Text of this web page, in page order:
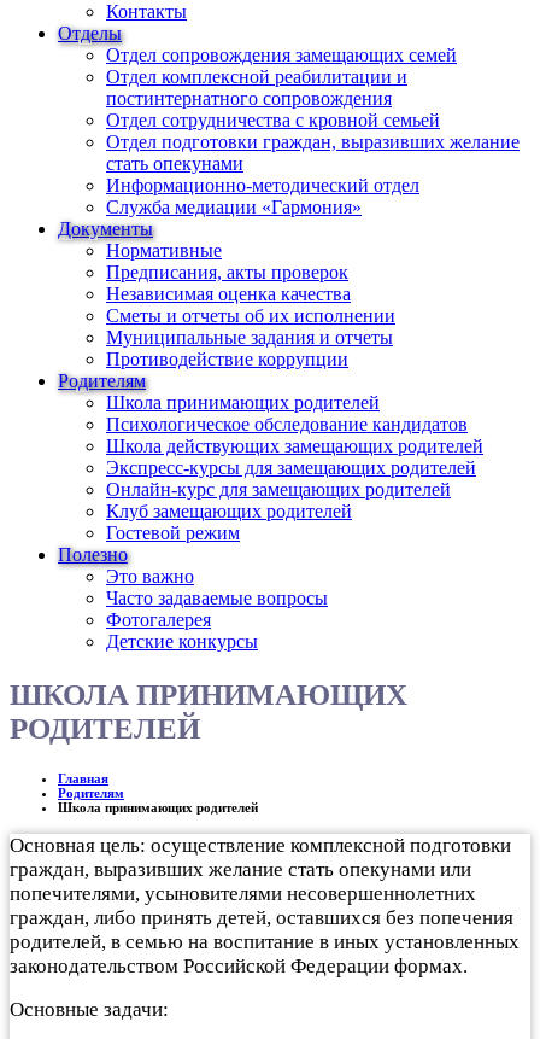
Контакты
Отделы
Отдел сопровождения замещающих семей
Отдел комплексной реабилитации и
постинтернатного сопровождения
Отдел сотрудничества с кровной семьей
Отдел подготовки граждан, выразивших желание
стать опекунами
Информационно-методический отдел
Служба медиации «Гармония»
Документы
Нормативные
Предписания, акты проверок
Независимая оценка качества
Сметы и отчеты об их исполнении
Муниципальные задания и отчеты
Противодействие коррупции
Родителям
Школа принимающих родителей
Психологическое обследование кандидатов
Школа действующих замещающих родителей
Экспресс-курсы для замещающих родителей
Онлайн-курс для замещающих родителей
Клуб замещающих родителей
Гостевой режим
Полезно
Это важно
Часто задаваемые вопросы
Фотогалерея
Детские конкурсы
ШКОЛА ПРИНИМАЮЩИХ
РОДИТЕЛЕЙ
Главная
Родителям
Школа принимающих родителей
Основная цель: осуществление комплексной подготовки
граждан, выразивших желание стать опекунами или
попечителями, усыновителями несовершеннолетних
граждан, либо принять детей, оставшихся без попечения
родителей, в семью на воспитание в иных установленных
законодательством Российской Федерации формах.
Основные задачи: